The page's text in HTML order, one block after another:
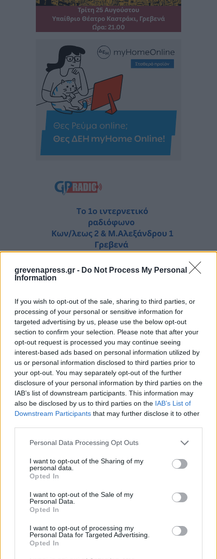
grevenapress.gr - Do Not Process My Personal
Information
If you wish to opt-out of the sale, sharing to third parties, or
processing of your personal or sensitive information for
targeted advertising by us, please use the below opt-out
section to confirm your selection. Please note that after your
opt-out request is processed you may continue seeing
interest-based ads based on personal information utilized by
us or personal information disclosed to third parties prior to
your opt-out. You may separately opt-out of the further
disclosure of your personal information by third parties on the
IAB’s list of downstream participants. This information may
also be disclosed by us to third parties on the IAB’s List of
Downstream Participants that may further disclose it to other
Personal Data Processing Opt Outs
I want to opt-out of the Sharing of my
personal data.
Opted In
I want to opt-out of the Sale of my
Personal Data.
Opted In
I want to opt-out of processing my
Personal Data for Targeted Advertising.
Opted In